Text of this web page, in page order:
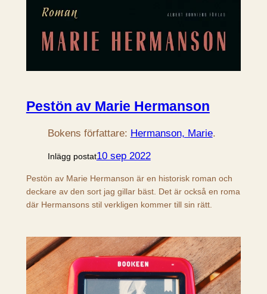
Pestön av Marie Hermanson
Bokens författare: Hermanson, Marie.
Inlägg postat10 sep 2022
Pestön av Marie Hermanson är en historisk roman och
deckare av den sort jag gillar bäst. Det är också en roma
där Hermansons stil verkligen kommer till sin rätt.